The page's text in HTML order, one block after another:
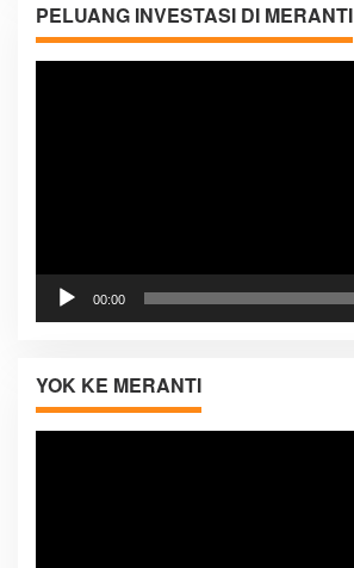
PELUANG INVESTASI DI MERANTI
00:00
YOK KE MERANTI
Pemutar